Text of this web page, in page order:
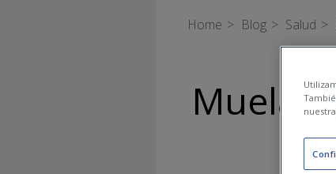
Home Blog Salud
Muelasnuestra